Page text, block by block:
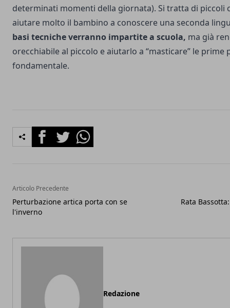
determinati momenti della giornata). Si tratta di piccoli
aiutare molto il bambino a conoscere una seconda
basi tecniche verranno impartite a scuola, ma già
orecchiabile al piccolo e aiutarlo a “masticare” le prime
fondamentale.
FacebookTwitterWhatsapp
Articolo Precedente
Perturbazione artica porta con se
l'inverno
Rata
Redazione